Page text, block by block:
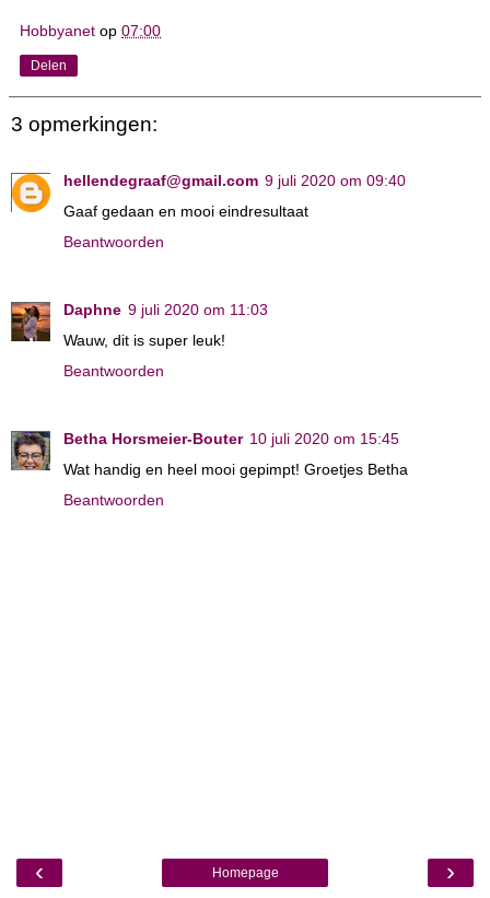
Hobbyanet op 07:00
Delen
3 opmerkingen:
hellendegraaf@gmail.com 9 juli 2020 om 09:40
Gaaf gedaan en mooi eindresultaat
Beantwoorden
Daphne 9 juli 2020 om 11:03
Wauw, dit is super leuk!
Beantwoorden
Betha Horsmeier-Bouter 10 juli 2020 om 15:45
Wat handig en heel mooi gepimpt! Groetjes Betha
Beantwoorden
‹ ›
Homepage